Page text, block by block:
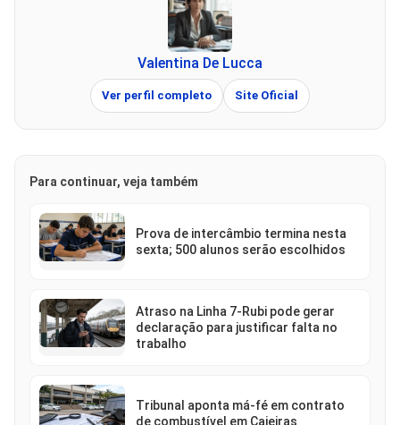
Valentina De Lucca
Ver perfil completo Site Oficial
Para continuar, veja também
Prova de intercâmbio termina nesta
sexta; 500 alunos serão escolhidos
Atraso na Linha 7-Rubi pode gerar
declaração para justificar falta no
trabalho
Tribunal aponta má-fé em contrato
de combustível em Caieiras